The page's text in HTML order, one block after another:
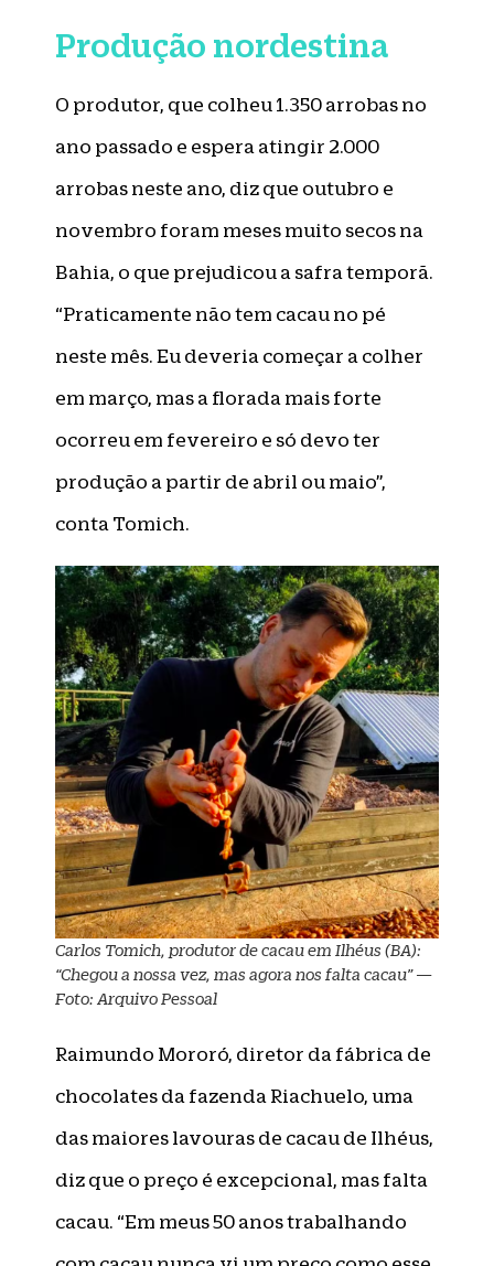
Produção nordestina
O produtor, que colheu 1.350 arrobas no
ano passado e espera atingir 2.000
arrobas neste ano, diz que outubro e
novembro foram meses muito secos na
Bahia, o que prejudicou a safra temporã.
“Praticamente não tem cacau no pé
neste mês. Eu deveria começar a colher
em março, mas a florada mais forte
ocorreu em fevereiro e só devo ter
produção a partir de abril ou maio”,
conta Tomich.
Carlos Tomich, produtor de cacau em Ilhéus (BA):
“Chegou a nossa vez, mas agora nos falta cacau” —
Foto: Arquivo Pessoal
Raimundo Mororó, diretor da fábrica de
chocolates da fazenda Riachuelo, uma
das maiores lavouras de cacau de Ilhéus,
diz que o preço é excepcional, mas falta
cacau. “Em meus 50 anos trabalhando